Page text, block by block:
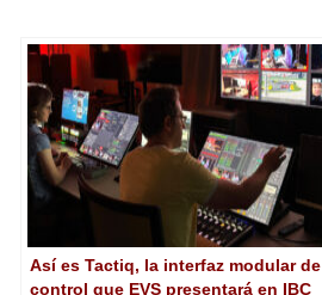
Así es Tactiq, la interfaz modular de
control que EVS presentará en IBC